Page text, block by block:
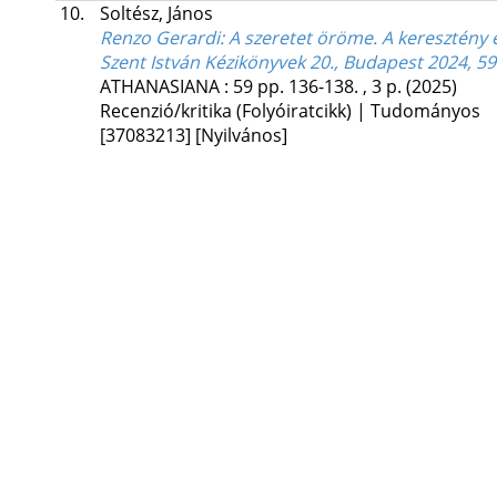
10.
Soltész, János
Renzo Gerardi: A szeretet öröme. A
Szent István Kézikönyvek 20., Budapest 2024,
ATHANASIANA : 59 pp. 136-138. , 3 p. (2025)
Recenzió/kritika (Folyóiratcikk) | Tudományos
[37083213] [Nyilvános]